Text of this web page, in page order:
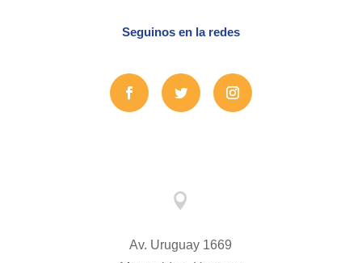
Seguinos en la redes

Av. Uruguay 1669